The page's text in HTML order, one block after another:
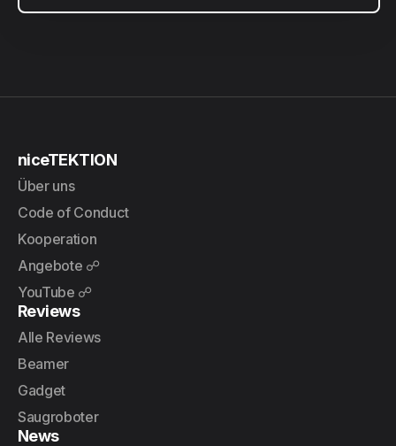
niceTEKTION
Über uns
Code of Conduct
Kooperation
Angebote ☍
YouTube ☍
Reviews
Alle Reviews
Beamer
Gadget
Saugroboter
News